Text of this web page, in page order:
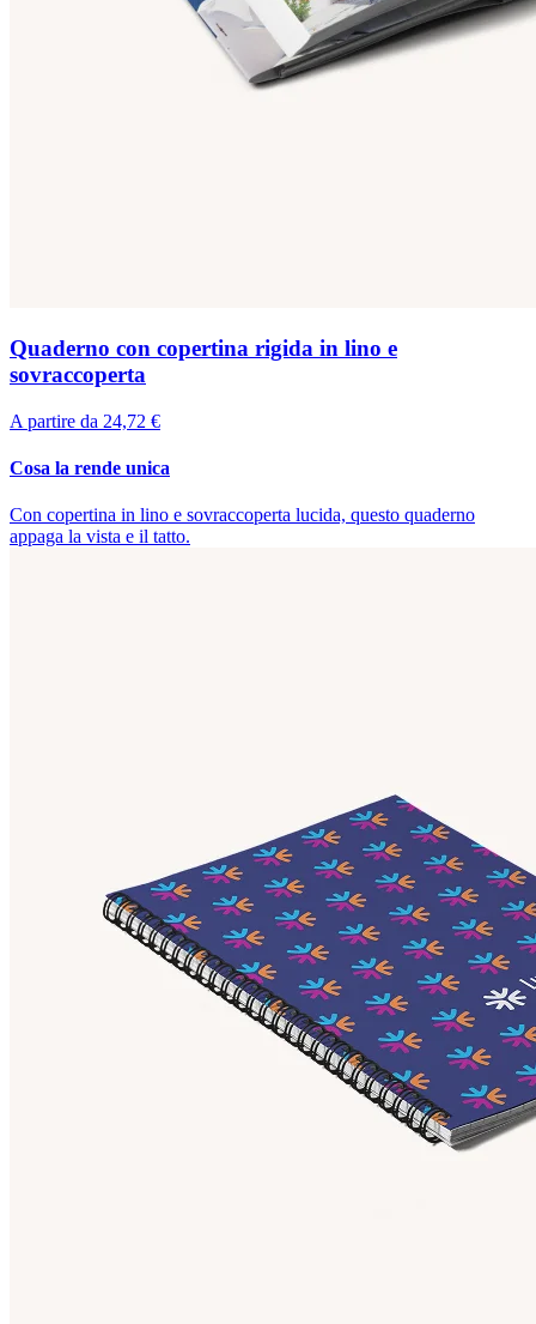
Quaderno con copertina rigida in lino e
sovraccoperta
A partire da 24,72 €
Cosa la rende unica
Con copertina in lino e sovraccoperta lucida, questo quaderno
appaga la vista e il tatto.